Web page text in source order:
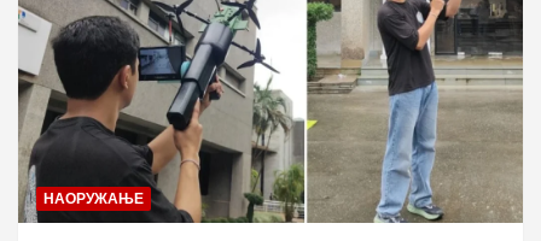
НАОРУЖАЊЕ